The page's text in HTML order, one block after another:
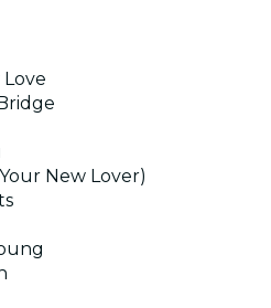
New Lover)